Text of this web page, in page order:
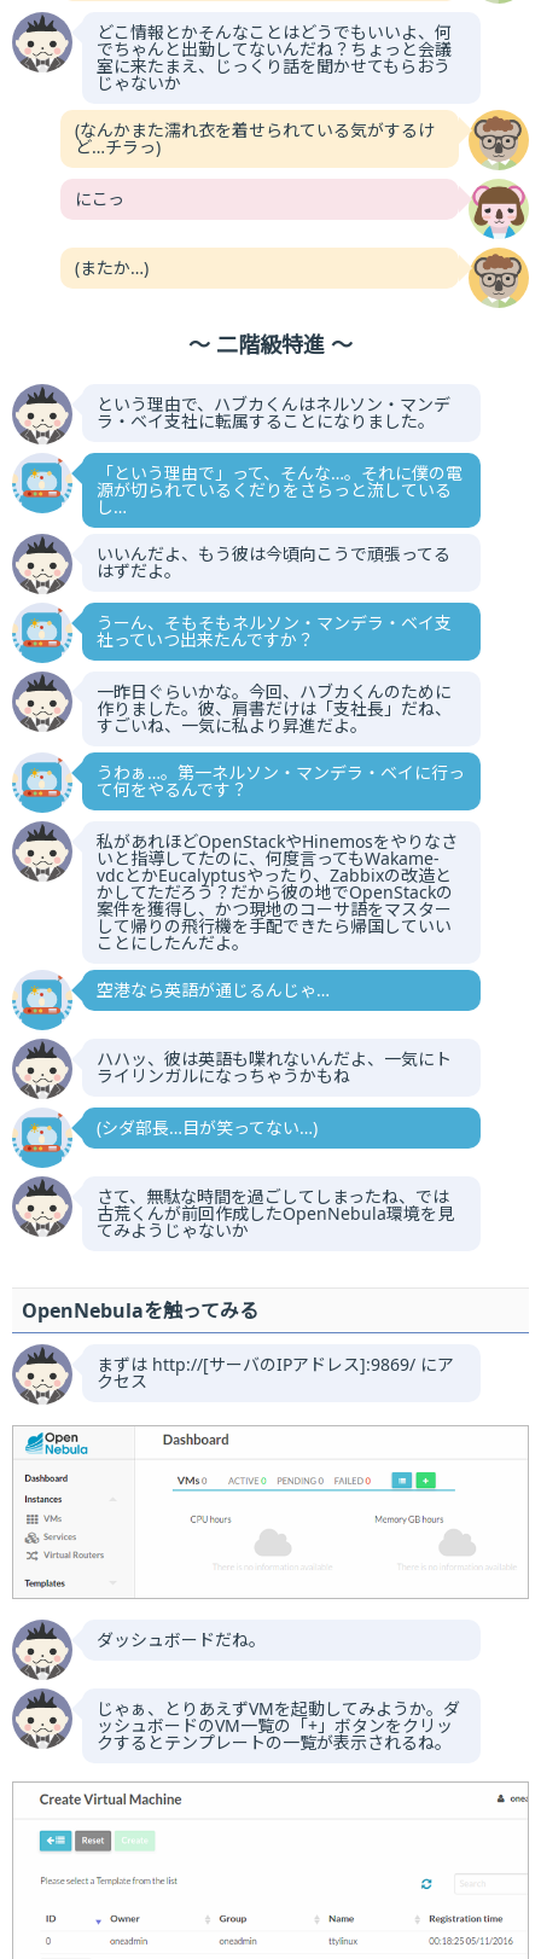
どこ情報とかそんなことはどうでもいいよ、何
でちゃんと出勤してないんだね？ちょっと会議
室に来たまえ、じっくり話を聞かせてもらおう
じゃないか
(なんかまた濡れ衣を着せられている気がするけ
ど…チラっ)
にこっ
(またか…)
～ 二階級特進 ～
という理由で、ハブカくんはネルソン・マンデ
ラ・ベイ支社に転属することになりました。
「という理由で」って、そんな…。それに僕の電
源が切られているくだりをさらっと流している
し…
いいんだよ、もう彼は今頃向こうで頑張ってる
はずだよ。
うーん、そもそもネルソン・マンデラ・ベイ支
社っていつ出来たんですか？
一昨日ぐらいかな。今回、ハブカくんのために
作りました。彼、肩書だけは「支社長」だね、
すごいね、一気に私より昇進だよ。
うわぁ…。第一ネルソン・マンデラ・ベイに行っ
て何をやるんです？
私があれほどOpenStackやHinemosをやりなさ
いと指導してたのに、何度言ってもWakame-
vdcとかEucalyptusやったり、Zabbixの改造と
かしてただろう？だから彼の地でOpenStackの
案件を獲得し、かつ現地のコーサ語をマスター
して帰りの飛行機を手配できたら帰国していい
ことにしたんだよ。
空港なら英語が通じるんじゃ…
ハハッ、彼は英語も喋れないんだよ、一気にト
ライリンガルになっちゃうかもね
(シダ部長…目が笑ってない…)
さて、無駄な時間を過ごしてしまったね、では
古荒くんが前回作成したOpenNebula環境を見
てみようじゃないか
OpenNebulaを触ってみる
まずは http://[サーバのIPアドレス]:9869/ にア
クセス
ダッシュボードだね。
じゃぁ、とりあえずVMを起動してみようか。ダ
ッシュボードのVM一覧の「+」ボタンをクリッ
クするとテンプレートの一覧が表示されるね。